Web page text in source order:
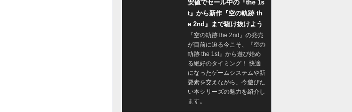
安値でセール中の『the 1s
t』から新作『空の軌跡 th
e 2nd』まで駆け抜けよう
『空の軌跡 the 2nd』の発売
が目前に迫る今こそ、『空の
軌跡 the 1st』から遊び始め
る絶好のタイミング！ 快適
になったゲームシステムや新
要素を交えながら、今遊びた
い本シリーズの魅力を紹介し
ます。